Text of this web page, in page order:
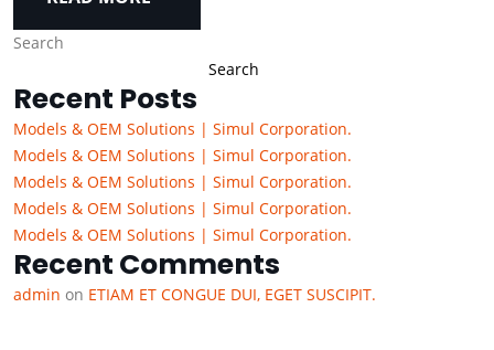
Search
Search
Recent Posts
Models & OEM Solutions | Simul Corporation.
Models & OEM Solutions | Simul Corporation.
Models & OEM Solutions | Simul Corporation.
Models & OEM Solutions | Simul Corporation.
Models & OEM Solutions | Simul Corporation.
Recent Comments
admin on ETIAM ET CONGUE DUI, EGET SUSCIPIT.